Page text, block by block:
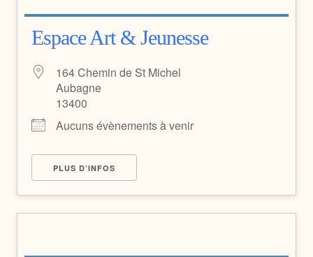
Espace Art & Jeunesse
164 Chemin de St Michel
Aubagne
13400
Aucuns évènements à venir
PLUS D’INFOS